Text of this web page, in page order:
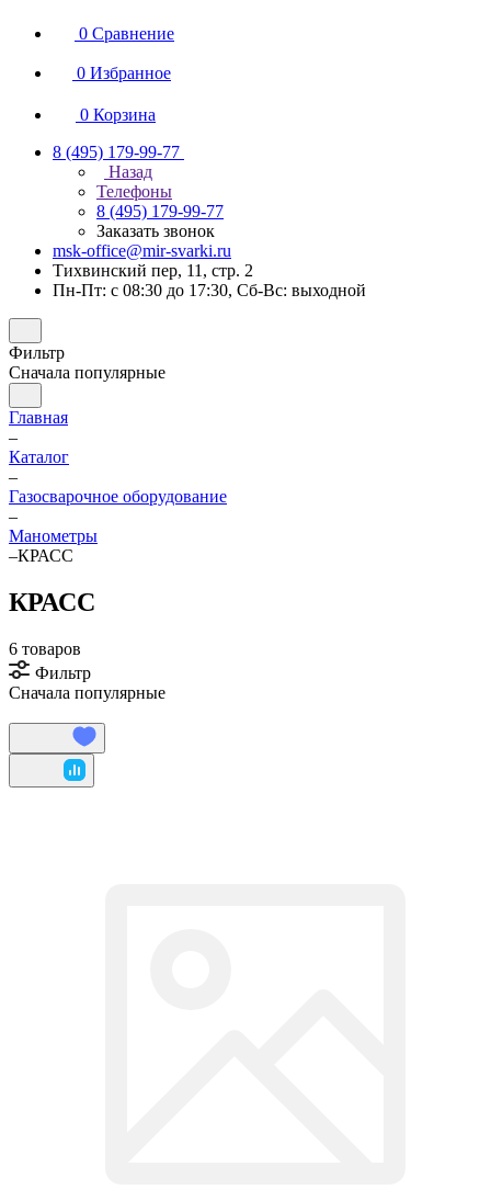
0 Сравнение
0 Избранное
0 Корзина
8 (495) 179-99-77
Назад
Телефоны
8 (495) 179-99-77
Заказать звонок
msk-office@mir-svarki.ru
Тихвинский пер, 11, стр. 2
Пн-Пт: с 08:30 до 17:30, Сб-Вс: выходной
Фильтр
Сначала популярные
Главная
–
Каталог
–
Газосварочное оборудование
–
Манометры
–КРАСС
КРАСС
6 товаров
Фильтр
Сначала популярные